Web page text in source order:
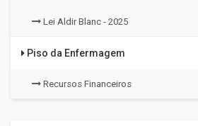
Lei Aldir Blanc - 2025
Piso da Enfermagem
Recursos Financeiros